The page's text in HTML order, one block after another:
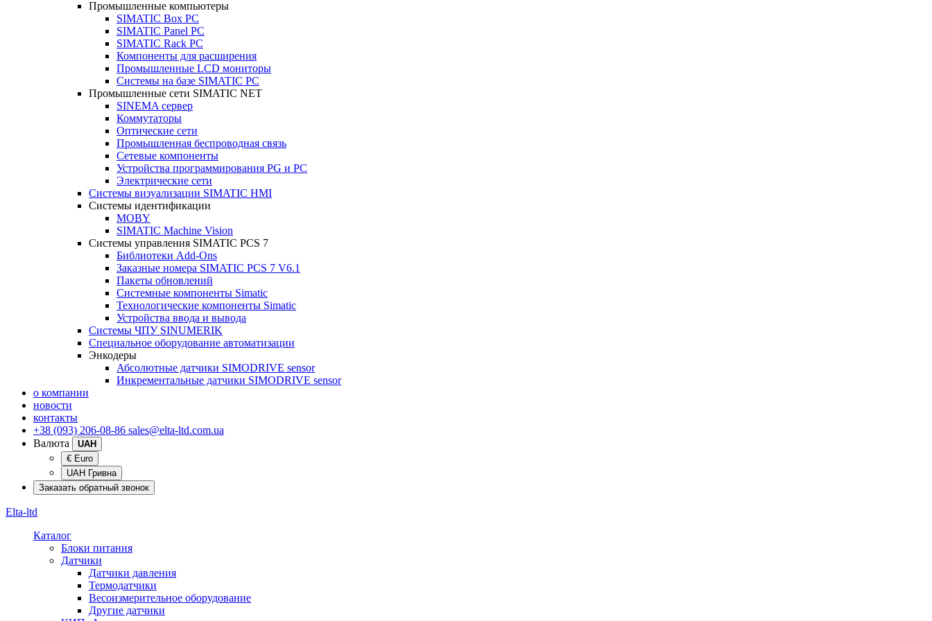
Промышленные компьютеры
SIMATIC Box PC
SIMATIC Panel PС
SIMATIC Rack PC
Компоненты для расширения
Промышленные LCD мониторы
Системы на базе SIMATIC PC
Промышленные сети SIMATIC NET
SINEMA сервер
Коммутаторы
Оптические сети
Промышленная беспроводная связь
Сетевые компоненты
Устройства программирования PG и PC
Электрические сети
Системы визуализации SIMATIC HMI
Системы идентификации
MOBY
SIMATIC Machine Vision
Системы управления SIMATIC PCS 7
Библиотеки Add-Ons
Заказные номера SIMATIC PCS 7 V6.1
Пакеты обновлений
Системные компоненты Simatic
Технологические компоненты Simatic
Устройства ввода и вывода
Системы ЧПУ SINUMERIK
Специальное оборудование автоматизации
Энкодеры
Абсолютные датчики SIMODRIVE sensor
Инкрементальные датчики SIMODRIVE sensor
о компании
новости
контакты
+38 (093) 206-08-86 sales@elta-ltd.com.ua
Валюта
UAH
€ Euro
UAH Гривна
Заказать обратный звонок
Elta-ltd
Каталог
Блоки питания
Датчики
Датчики давления
Термодатчики
Весоизмерительное оборудование
Другие датчики